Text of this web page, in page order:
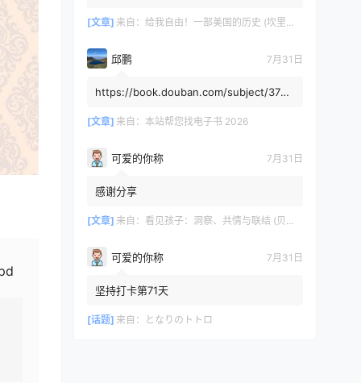
[文章] 来自： 给我自由！一部美国的历史 (坎里克·方纳／埃里克·方纳) (mobi+azw3+epub)
邱鹏 7月31日
https://book.douban.com/subject/3725
[文章] 来自： 本站帮您找电子书 2026
可爱的你称 7月31日
感谢分享
[文章] 来自： 看见孩子：洞察、共情与联结 (贝姬·肯尼迪) (mobi,azw3,epub)
可爱的你称 7月31日
坚持打卡第71天
[话题] 来自： となりのトトロ